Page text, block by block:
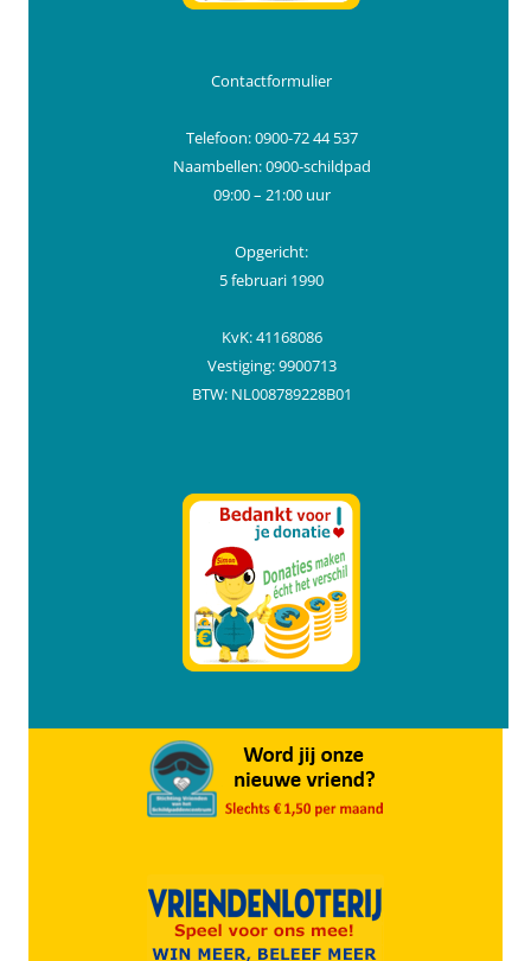
Contactformulier
Telefoon: 0900-72 44 537
Naambellen: 0900-schildpad
09:00 – 21:00 uur
Opgericht:
5 februari 1990
KvK: 41168086
Vestiging: 9900713
BTW: NL008789228B01